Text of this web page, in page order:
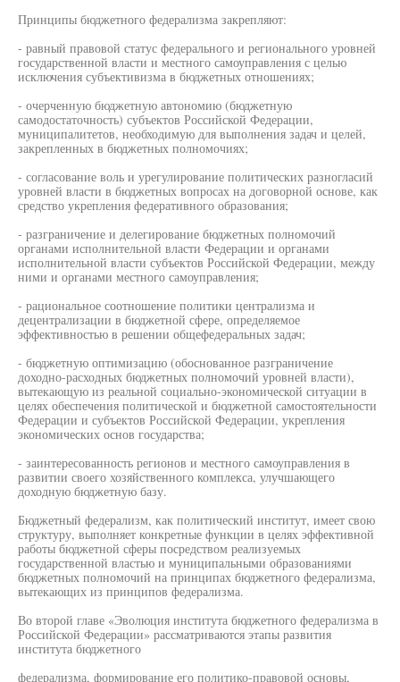
Принципы бюджетного федерализма закрепляют:
- равный правовой статус федерального и регионального уровней
государственной власти и местного самоуправления с целью
исключения субъективизма в бюджетных отношениях;
- очерченную бюджетную автономию (бюджетную
самодостаточность) субъектов Российской Федерации,
муниципалитетов, необходимую для выполнения задач и целей,
закрепленных в бюджетных полномочиях;
- согласование воль и урегулирование политических разногласий
уровней власти в бюджетных вопросах на договорной основе, как
средство укрепления федеративного образования;
- разграничение и делегирование бюджетных полномочий
органами исполнительной власти Федерации и органами
исполнительной власти субъектов Российской Федерации, между
ними и органами местного самоуправления;
- рациональное соотношение политики централизма и
децентрализации в бюджетной сфере, определяемое
эффективностью в решении общефедеральных задач;
- бюджетную оптимизацию (обоснованное разграничение
доходно-расходных бюджетных полномочий уровней власти),
вытекающую из реальной социально-экономической ситуации в
целях обеспечения политической и бюджетной самостоятельности
Федерации и субъектов Российской Федерации, укрепления
экономических основ государства;
- заинтересованность регионов и местного самоуправления в
развитии своего хозяйственного комплекса, улучшающего
доходную бюджетную базу.
Бюджетный федерализм, как политический институт, имеет свою
структуру, выполняет конкретные функции в целях эффективной
работы бюджетной сферы посредством реализуемых
государственной властью и муниципальными образованиями
бюджетных полномочий на принципах бюджетного федерализма,
вытекающих из принципов федерализма.
Во второй главе «Эволюция института бюджетного федерализма в
Российской Федерации» рассматриваются этапы развития
института бюджетного
федерализма, формирование его политико-правовой основы,